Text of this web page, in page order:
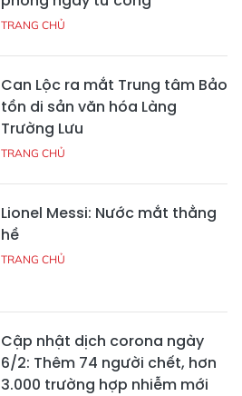
TRANG CHỦ
Can Lộc ra mắt Trung tâm Bảo
tồn di sản văn hóa Làng
Trường Lưu
TRANG CHỦ
Lionel Messi: Nước mắt thằng
hề
TRANG CHỦ
Cập nhật dịch corona ngày
6/2: Thêm 74 người chết, hơn
3.000 trường hợp nhiễm mới